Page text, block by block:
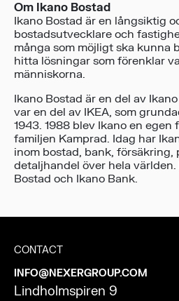
Om Ikano Bostad
Ikano Bostad är en långsiktig
bostadsutvecklare och
många som möjligt ska kunna
hitta lösningar som förenklar
människorna.
Ikano Bostad är en del av
var en del av IKEA, som
1943. 1988 blev Ikano en
familjen Kamprad. Idag har
inom bostad, bank, försäkring,
detaljhandel över hela
Bostad och Ikano Bank.
CONTACT
INFO@NEXERGROUP.COM
Lindholmspiren 9